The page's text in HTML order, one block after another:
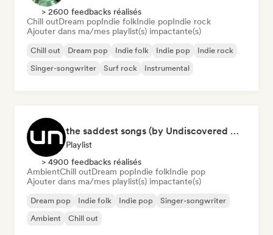
> 2600 feedbacks réalisés
Chill outDream popIndie folkIndie popIndie rock
Ajouter dans ma/mes playlist(s) impactante(s)
Chill out Dream pop Indie folk Indie pop
Indie rock
Singer-songwriter
Surf rock Instrumental
the saddest songs (by Undiscovered Music)
Playlist
> 4900 feedbacks réalisés
AmbientChill outDream popIndie folkIndie pop
Ajouter dans ma/mes playlist(s) impactante(s)
Dream pop Indie folk Indie pop
Singer-songwriter
Ambient
Chill out